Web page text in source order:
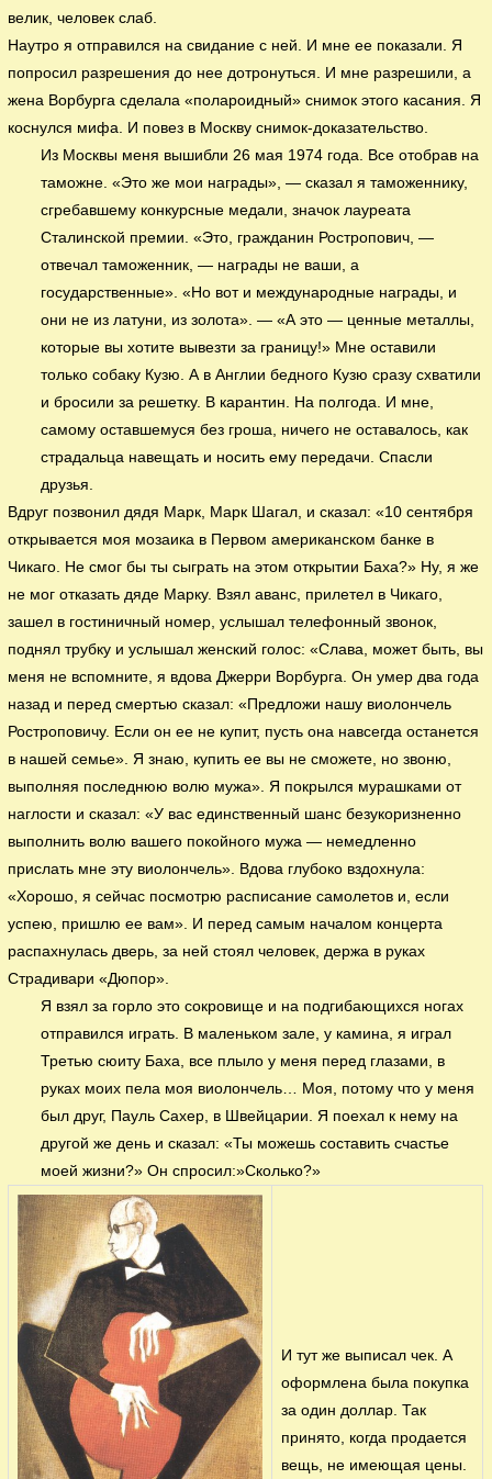
велик, человек слаб.
Наутро я отправился на свидание с ней. И мне ее показали. Я
попросил разрешения до нее дотронуться. И мне разрешили, а
жена Ворбурга сделала «полароидный» снимок этого касания. Я
коснулся мифа. И повез в Москву снимок-доказательство.
Из Москвы меня вышибли 26 мая 1974 года. Все отобрав на
таможне. «Это же мои награды», — сказал я таможеннику,
сгребавшему конкурсные медали, значок лауреата
Сталинской премии. «Это, гражданин Ростропович, —
отвечал таможенник, — награды не ваши, а
государственные». «Но вот и международные награды, и
они не из латуни, из золота». — «А это — ценные металлы,
которые вы хотите вывезти за границу!» Мне оставили
только собаку Кузю. А в Англии бедного Кузю сразу схватили
и бросили за решетку. В карантин. На полгода. И мне,
самому оставшемуся без гроша, ничего не оставалось, как
страдальца навещать и носить ему передачи. Спасли
друзья.
Вдруг позвонил дядя Марк, Марк Шагал, и сказал: «10 сентября
открывается моя мозаика в Первом американском банке в
Чикаго. Не смог бы ты сыграть на этом открытии Баха?» Ну, я же
не мог отказать дяде Марку. Взял аванс, прилетел в Чикаго,
зашел в гостиничный номер, услышал телефонный звонок,
поднял трубку и услышал женский голос: «Слава, может быть, вы
меня не вспомните, я вдова Джерри Ворбурга. Он умер два года
назад и перед смертью сказал: «Предложи нашу виолончель
Ростроповичу. Если он ее не купит, пусть она навсегда останется
в нашей семье». Я знаю, купить ее вы не сможете, но звоню,
выполняя последнюю волю мужа». Я покрылся мурашками от
наглости и сказал: «У вас единственный шанс безукоризненно
выполнить волю вашего покойного мужа — немедленно
прислать мне эту виолончель». Вдова глубоко вздохнула:
«Хорошо, я сейчас посмотрю расписание самолетов и, если
успею, пришлю ее вам». И перед самым началом концерта
распахнулась дверь, за ней стоял человек, держа в руках
Страдивари «Дюпор».
Я взял за горло это сокровище и на подгибающихся ногах
отправился играть. В маленьком зале, у камина, я играл
Третью сюиту Баха, все плыло у меня перед глазами, в
руках моих пела моя виолончель… Моя, потому что у меня
был друг, Пауль Сахер, в Швейцарии. Я поехал к нему на
другой же день и сказал: «Ты можешь составить счастье
моей жизни?» Он спросил:»Сколько?»
И тут же выписал чек. А
оформлена была покупка
за один доллар. Так
принято, когда продается
вещь, не имеющая цены.